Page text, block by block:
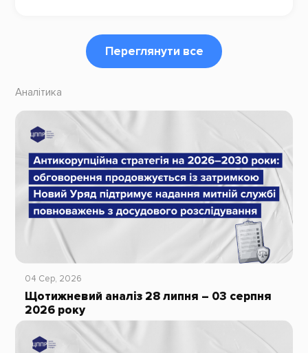
Переглянути все
Аналітика
04 Сер, 2026
Щотижневий аналіз 28 липня – 03 серпня
2026 року